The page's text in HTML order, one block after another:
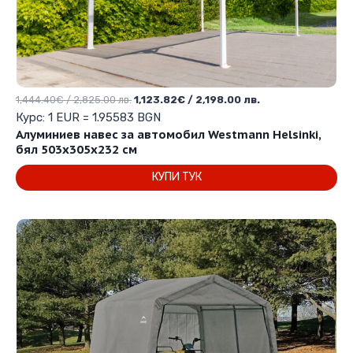
Алуминиев навес за автомобил Westmann Helsinki,
бял 503х305х232 см
1,444.40€/ 2,825.00 лв. Original
price
was:
1,444.40€
2,825.00 лв..
1,123.82€ / 2,198.00 лв.
е:
Курс: 1 EUR = 1.95583 BGN
КУПИ ТУК